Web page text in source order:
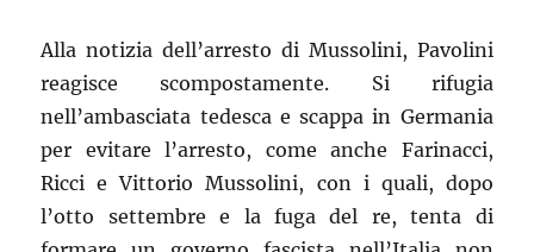
Alla notizia dell’arresto di Mussolini, Pavolini
reagisce scompostamente. Si rifugia
nell’ambasciata tedesca e scappa in Germania
per evitare l’arresto, come anche Farinacci,
Ricci e Vittorio Mussolini, con i quali, dopo
l’otto settembre e la fuga del re, tenta di